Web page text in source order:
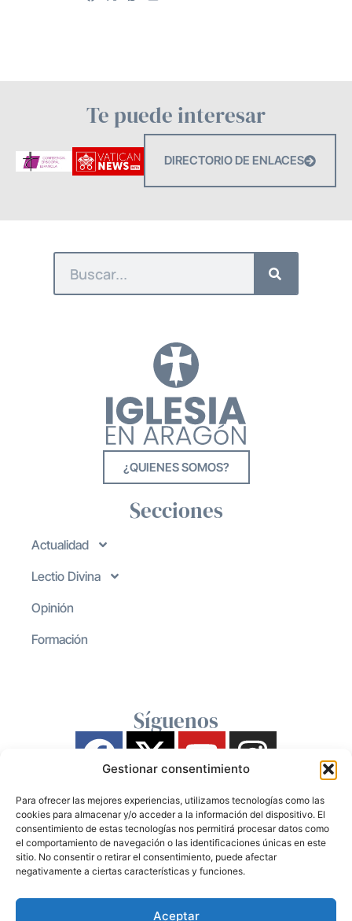
Gestionar consentimiento
Para ofrecer las mejores experiencias, utilizamos tecnologías como las
cookies para almacenar y/o acceder a la información del dispositivo. El
consentimiento de estas tecnologías nos permitirá procesar datos como
el comportamiento de navegación o las identificaciones únicas en este
sitio. No consentir o retirar el consentimiento, puede afectar
negativamente a ciertas características y funciones.
Aceptar
Te puede interesar
DIRECTORIO DE ENLACES
¿QUIENES SOMOS?
Secciones
Actualidad
Lectio Divina
Opinión
Formación
Síguenos